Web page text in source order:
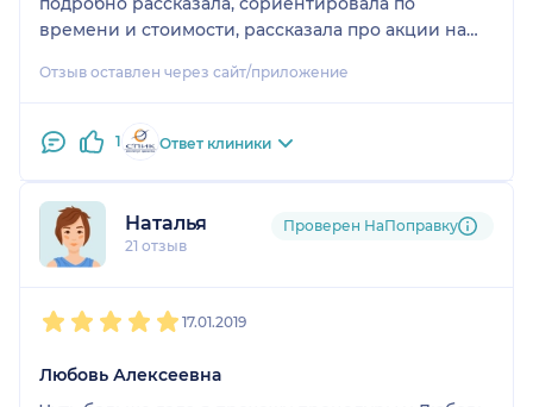
времени и стоимости, рассказала про акции на
лечения. Вот уже несколько месяцев я не
пропала необходимость, и лицо свежее и
отдохнувшее
Отзыв оставлен через сайт/приложение
1 Ответ клиники
Наталья
21 отзыв
Проверен НаПоправку
17.01.2019
Любовь Алексеевна